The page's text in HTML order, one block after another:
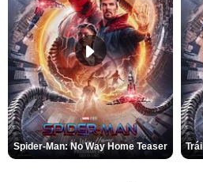
Spider-Man: No Way Home Teaser